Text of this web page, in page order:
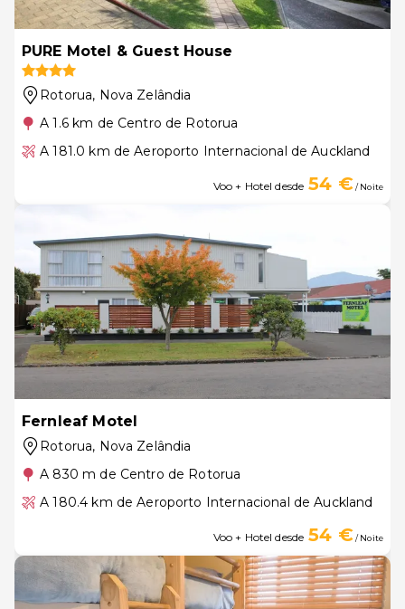
PURE Motel & Guest House
Rotorua, Nova Zelândia
A 1.6 km de Centro de Rotorua
A 181.0 km de Aeroporto Internacional de Auckland
Voo + Hotel desde 54 €/ Noite
Fernleaf Motel
Rotorua, Nova Zelândia
A 830 m de Centro de Rotorua
A 180.4 km de Aeroporto Internacional de Auckland
Voo + Hotel desde 54 €/ Noite